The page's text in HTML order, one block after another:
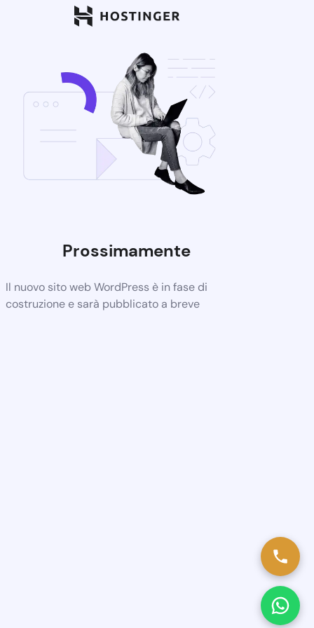
Prossimamente
Il nuovo sito web WordPress è in fase di
costruzione e sarà pubblicato a breve